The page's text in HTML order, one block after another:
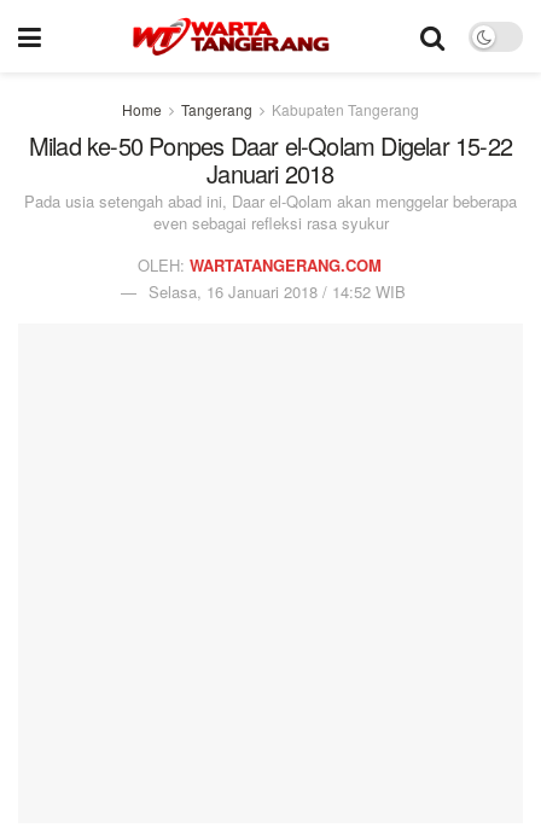
Home Tangerang Kabupaten Tangerang
Milad ke-50 Ponpes Daar el-Qolam Digelar 15-22
Januari 2018
Pada usia setengah abad ini, Daar el-Qolam akan menggelar beberapa
even sebagai refleksi rasa syukur
OLEH: WARTATANGERANG.COM
Selasa, 16 Januari 2018 / 14:52 WIB